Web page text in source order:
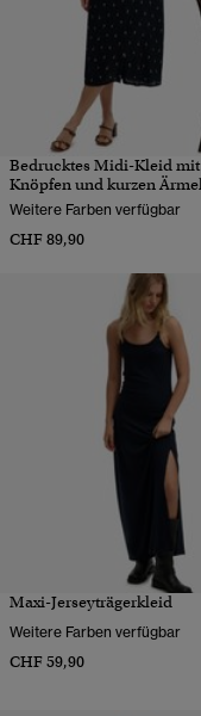
Bedrucktes Midi-Kleid mit
Knöpfen und kurzen
Weitere Farben verfügbar
CHF 89,90
Maxi-Jerseyträgerkleid
Weitere Farben verfügbar
CHF 59,90